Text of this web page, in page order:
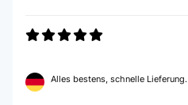
Alles bestens, schnelle Lieferung.